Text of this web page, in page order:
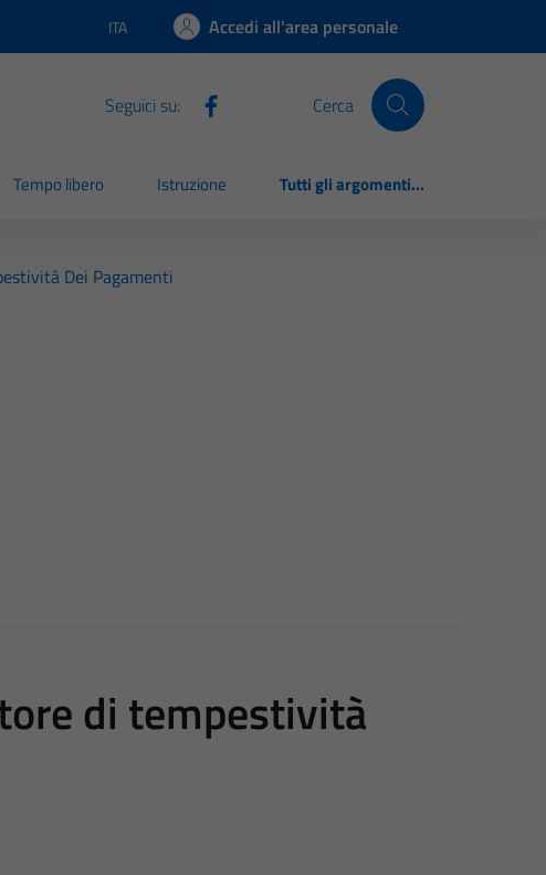
Lingua attiva:
ITA Accedi all'area personale
Seguici su: Cerca
Tempo libero Istruzione Tutti gli argomenti...
Dei Pagamenti
di tempestività